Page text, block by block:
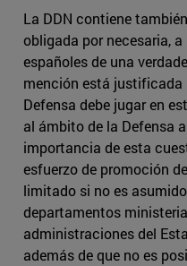
La DDN contiene
obligada por necesaria,
españoles de una
mención está justificada
Defensa debe jugar en
al ámbito de la Defensa
importancia de esta
esfuerzo de promoción
limitado si no es
departamentos
administraciones del
además de que no es